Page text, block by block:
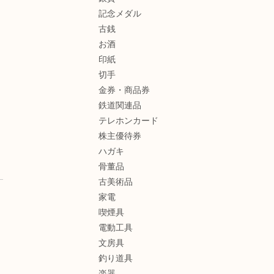
記念メダル
古銭
お酒
印紙
切手
金券・商品券
鉄道関連品
テレホンカード
株主優待券
ハガキ
骨董品
古美術品
家電
喫煙具
電動工具
文房具
釣り道具